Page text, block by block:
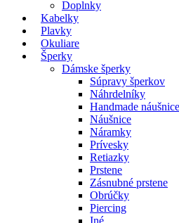
Doplnky
Kabelky
Plavky
Okuliare
Šperky
Dámske šperky
Súpravy šperkov
Náhrdelníky
Handmade
Náušnice
Náramky
Prívesky
Retiazky
Prstene
Zásnubné prstene
Obrúčky
Piercing
Iné